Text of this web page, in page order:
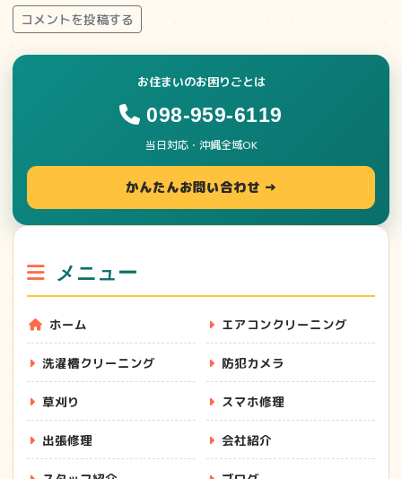
コメントを投稿する
お住まいのお困りごとは
098-959-6119
当日対応・沖縄全域OK
かんたんお問い合わせ →
メニュー
ホーム エアコンクリーニング
洗濯槽クリーニング 防犯カメラ
草刈り スマホ修理
出張修理 会社紹介